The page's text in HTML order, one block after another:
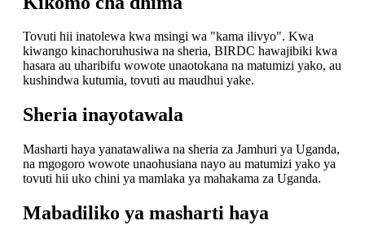
Tovuti hii inatolewa kwa msingi wa "kama ilivyo". Kwa
kiwango kinachoruhusiwa na sheria, BIRDC hawajibiki kwa
hasara au uharibifu wowote unaotokana na matumizi yako, au
kushindwa kutumia, tovuti au maudhui yake.
Sheria inayotawala
Masharti haya yanatawaliwa na sheria za Jamhuri ya Uganda,
na mgogoro wowote unaohusiana nayo au matumizi yako ya
tovuti hii uko chini ya mamlaka ya mahakama za Uganda.
Mabadiliko ya masharti haya